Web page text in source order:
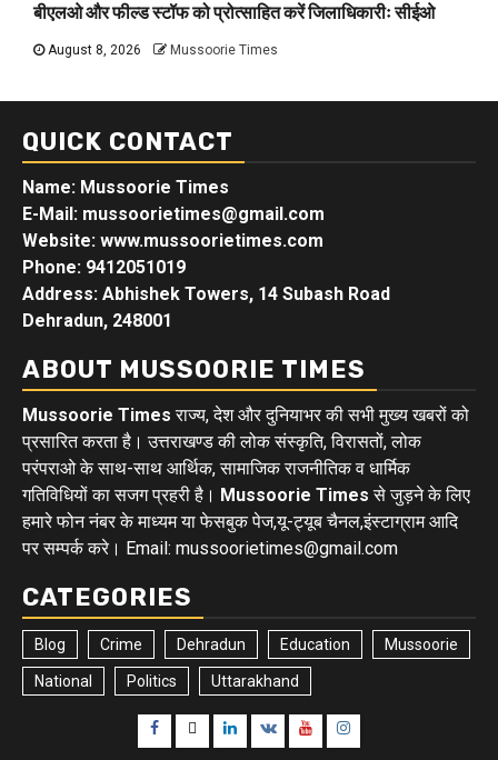
बीएलओ और फील्ड स्टॉफ को प्रोत्साहित करें जिलाधिकारीः सीईओ
August 8, 2026 Mussoorie Times
QUICK CONTACT
Name: Mussoorie Times
E-Mail: mussoorietimes@gmail.com
Website: www.mussoorietimes.com
Phone: 9412051019
Address: Abhishek Towers, 14 Subash Road
Dehradun, 248001
ABOUT MUSSOORIE TIMES
Mussoorie Times राज्य, देश और दुनियाभर की सभी मुख्य खबरों को
प्रसारित करता है। उत्तराखण्ड की लोक संस्कृति, विरासतों, लोक
परंपराओ के साथ-साथ आर्थिक, सामाजिक राजनीतिक व धार्मिक
गतिविधियों का सजग प्रहरी है। Mussoorie Times से जुड़ने के लिए
हमारे फोन नंबर के माध्यम या फेसबुक पेज,यू-ट्यूब चैनल,इंस्टाग्राम आदि
पर सम्पर्क करे। Email: mussoorietimes@gmail.com
CATEGORIES
Blog Crime Dehradun Education Mussoorie
National Politics Uttarakhand
Facebook
TwitterLinkedin
VK YoutubeInstagram